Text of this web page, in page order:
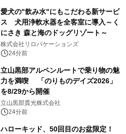
愛犬の"飲み水"にもこだわる新サービ
ス 犬用浄軟水器を全客室に導入～く
にさき 森と海のドッグリゾート～
株式会社リロバケーションズ
24分前
立山黒部アルペンルートで乗り物の魅
力を満喫 「のりものデイズ2026」
を8/29から開催
立山黒部貫光株式会社
24分前
ハローキッド、50回目のお盆限定！